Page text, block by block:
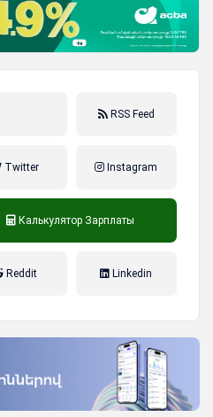
RSS Feed
Twitter Instagram
Калькулятор Зарплаты
Reddit Linkedin